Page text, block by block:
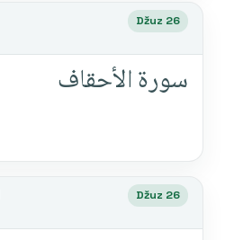
Džuz 26
سورة الأحقاف
Džuz 26